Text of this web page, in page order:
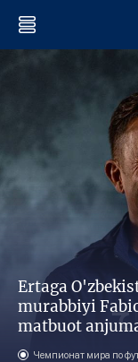
Ertaga
murabbiyi
matbuot
Чемпионат мира по